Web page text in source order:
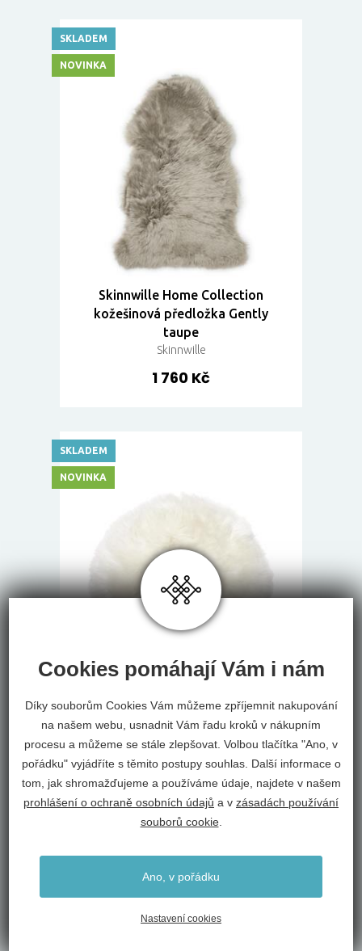
Skinnwille Home Collection
kožešinová předložka Gently
taupe
Skinnwille
1 760 Kč
SKLADEM
NOVINKA
Skinnwille Home Collection
kožešinový sedák Gently bílý
Skinnwille
490 Kč
SKLADEM
NOVINKA
Cookies pomáhají Vám i nám
Díky souborům Cookies Vám můžeme zpříjemnit nakupování
na našem webu, usnadnit Vám řadu kroků v nákupním
procesu a můžeme se stále zlepšovat. Volbou tlačítka "Ano, v
pořádku" vyjádříte s těmito postupy souhlas. Další informace o
tom, jak shromažďujeme a používáme údaje, najdete v našem
prohlášení o ochraně osobních údajů a v zásadách používání
souborů cookie.
Ano, v pořádku
Nastavení cookies